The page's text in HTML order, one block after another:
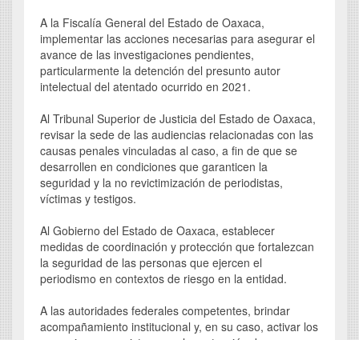
A la Fiscalía General del Estado de Oaxaca,
implementar las acciones necesarias para asegurar el
avance de las investigaciones pendientes,
particularmente la detención del presunto autor
intelectual del atentado ocurrido en 2021.
Al Tribunal Superior de Justicia del Estado de Oaxaca,
revisar la sede de las audiencias relacionadas con las
causas penales vinculadas al caso, a fin de que se
desarrollen en condiciones que garanticen la
seguridad y la no revictimización de periodistas,
víctimas y testigos.
Al Gobierno del Estado de Oaxaca, establecer
medidas de coordinación y protección que fortalezcan
la seguridad de las personas que ejercen el
periodismo en contextos de riesgo en la entidad.
A las autoridades federales competentes, brindar
acompañamiento institucional y, en su caso, activar los